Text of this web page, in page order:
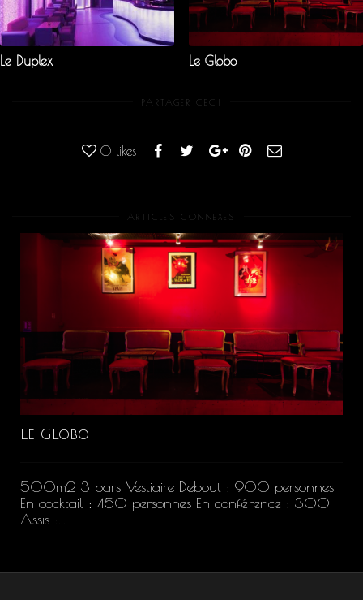
Le Duplex Le Globo
PARTAGER CECI
0 likes
ARTICLES CONNEXES
Le Globo
500m2 3 bars Vestiaire Debout : 900 personnes
En cocktail : 450 personnes En conférence : 300
Assis :...